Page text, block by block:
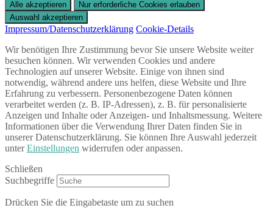
Impressum/Datenschutzerklärung Cookie-Details
Wir benötigen Ihre Zustimmung bevor Sie unsere Website weiter
besuchen können. Wir verwenden Cookies und andere
Technologien auf unserer Website. Einige von ihnen sind
notwendig, während andere uns helfen, diese Website und Ihre
Erfahrung zu verbessern. Personenbezogene Daten können
verarbeitet werden (z. B. IP-Adressen), z. B. für personalisierte
Anzeigen und Inhalte oder Anzeigen- und Inhaltsmessung. Weitere
Informationen über die Verwendung Ihrer Daten finden Sie in
unserer Datenschutzerklärung. Sie können Ihre Auswahl jederzeit
unterEinstellungen widerrufen oder anpassen.
Schließen
Suchbegriffe
Drücken Sie die Eingabetaste um zu suchen